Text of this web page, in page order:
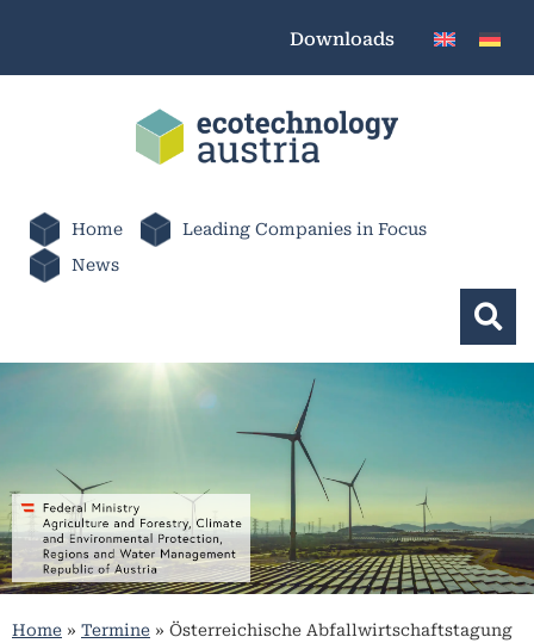
Downloads
Home
Leading Companies in Focus
News
Home » Termine » Österreichische Abfallwirtschaftstagung